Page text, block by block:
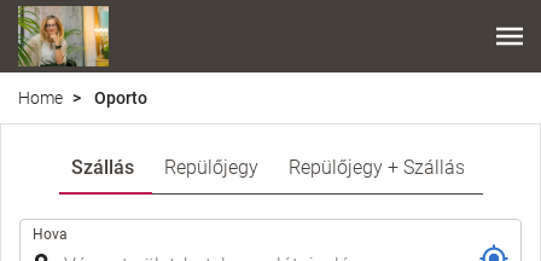
Home Oporto
Szállás Repülőjegy Repülőjegy + Szállás
Hova